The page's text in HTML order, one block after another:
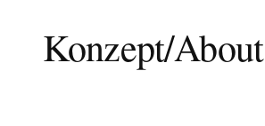
Konzept/About